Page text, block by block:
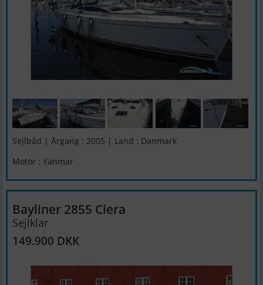
Sejlbåd | Årgang : 2005 | Land : Danmark
Motor : Yanmar
Bayliner 2855 Ciera
Sejlklar
149.900 DKK